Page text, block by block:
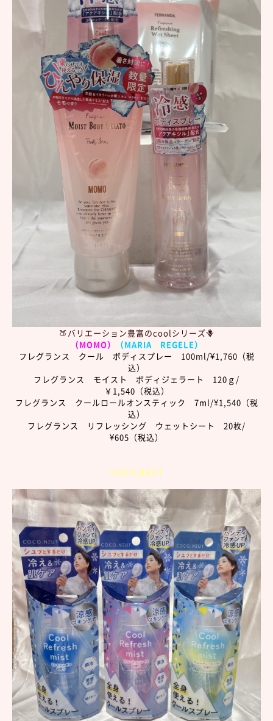
🍑バリエーション豊富のcoolシリーズ🪻
（MOMO）
（MARIA REGELE）
フレグランス クール ボディスプレー 100ml/¥1,760（税
込）
フレグランス モイスト ボディジェラート 120ｇ/
￥1,540（税込）
フレグランス クールロールオンスティック 7ml/¥1,540（税
込）
フレグランス リフレッシング ウェットシート 20枚/
¥605（税込）
COCO.NEUT